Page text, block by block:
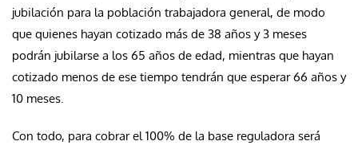
jubilación para la población trabajadora general, de modo
que quienes hayan cotizado más de 38 años y 3 meses
podrán jubilarse a los 65 años de edad, mientras que hayan
cotizado menos de ese tiempo tendrán que esperar 66 años y
10 meses.
Con todo, para cobrar el 100% de la base reguladora será